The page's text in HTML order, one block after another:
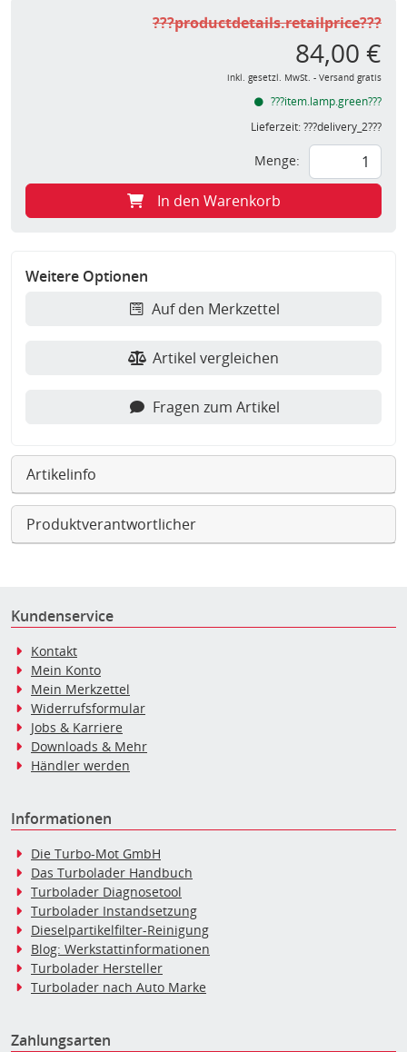
???productdetails.retailprice???
84,00 €
inkl. gesetzl. MwSt. - Versand gratis
???item.lamp.green???
Lieferzeit:???delivery_2???
Menge:
In den Warenkorb
Weitere Optionen
Auf den Merkzettel
Artikel vergleichen
Fragen zum Artikel
Artikelinfo
Produktverantwortlicher
Kundenservice
Kontakt
Mein Konto
Mein Merkzettel
Widerrufsformular
Jobs & Karriere
Downloads & Mehr
Händler werden
Informationen
Die Turbo-Mot GmbH
Das Turbolader Handbuch
Turbolader Diagnosetool
Turbolader Instandsetzung
Dieselpartikelfilter-Reinigung
Blog: Werkstattinformationen
Turbolader Hersteller
Turbolader nach Auto Marke
Zahlungsarten